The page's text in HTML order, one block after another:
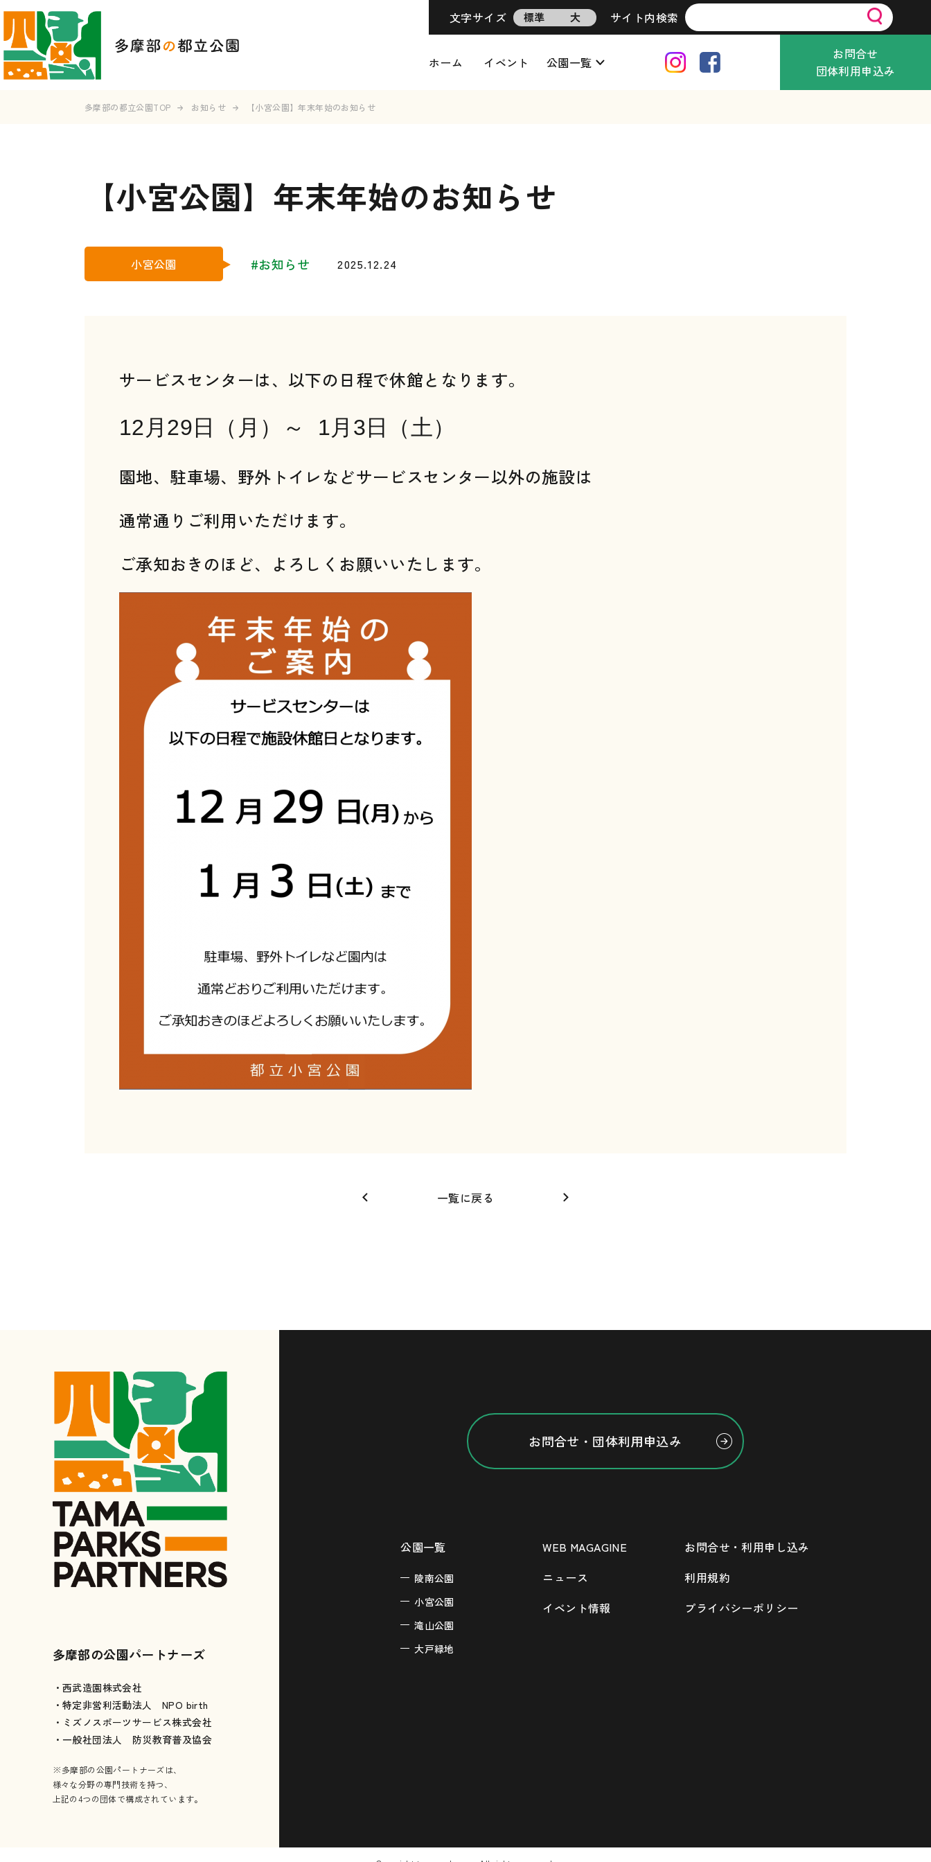
文字サイズ 標準 大 サイト内検索
ホーム イベント 公園一覧
お問合せ
団体利用申込み
多摩部の都立公園TOP お知らせ 【小宮公園】年末年始のお知らせ
【小宮公園】年末年始のお知らせ
小宮公園 #お知らせ 2025.12.24
サービスセンターは、以下の日程で休館となります。
12月29日（月）～ 1月3日（土）
園地、駐車場、野外トイレなどサービスセンター以外の施設は
通常通りご利用いただけます。
ご承知おきのほど、よろしくお願いいたします。
一覧に戻る
お問合せ・団体利用申込み
公園一覧
陵南公園
小宮公園
滝山公園
大戸緑地
WEB MAGAGINE
ニュース
イベント情報
お問合せ・利用申し込み
利用規約
プライバシーポリシー
多摩部の公園パートナーズ
・西武造園株式会社
・特定非営利活動法人 NPO birth
・ミズノスポーツサービス株式会社
・一般社団法人 防災教育普及協会
※多摩部の公園パートナーズは、
様々な分野の専門技術を持つ、
上記の4つの団体で構成されています。